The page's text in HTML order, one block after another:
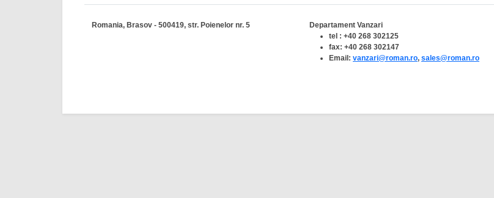
Romania, Brasov - 500419, str. Poienelor nr. 5
Departament Vanzari
tel : +40 268 302125
fax: +40 268 302147
Email: vanzari@roman.ro, sales@roman.ro